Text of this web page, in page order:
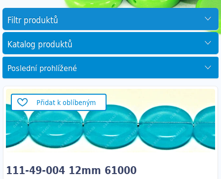
Filtr produktů
Katalog produktů
Poslední prohlížené
Přidat k oblíbeným
111-49-004 12mm 61000